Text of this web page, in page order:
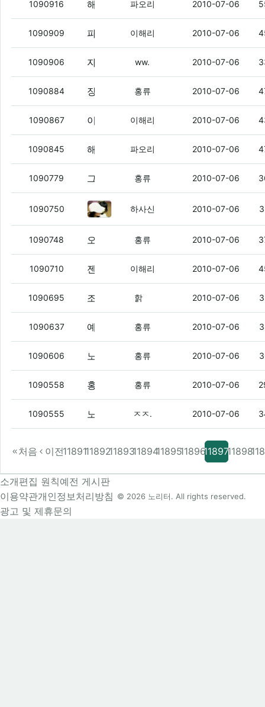
1090916 파오리 2010-07-06
1090909 (1)
이해리 2010-07-06
1090906 ww. 2010-07-06
1090884 (4)
홍류 2010-07-06
1090867 이해리 2010-07-06
1090845 (4)파오리 2010-07-06
1090779 홍류 2010-07-06
1090750 핫도그 먹었다
하사신 2010-07-06
1090748 홍류 2010-07-06
1090710 이해리 2010-07-06
1090695 (4)
핡 2010-07-06
1090637 (4)
홍류 2010-07-06
1090606 홍류 2010-07-06
1090558 (6)
홍류 2010-07-06
1090555 ㅈㅈ. 2010-07-06
처음 이전1189111892118931189411895118961189711898
소개편집 원칙예전 게시판
이용약관개인정보처리방침
광고 및 제휴문의
© 2026 노리터. All rights reserved.